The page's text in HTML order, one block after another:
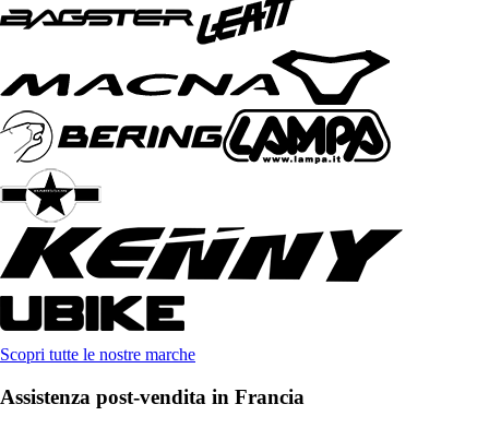
Scopri tutte le nostre marche
Assistenza post-vendita in Francia